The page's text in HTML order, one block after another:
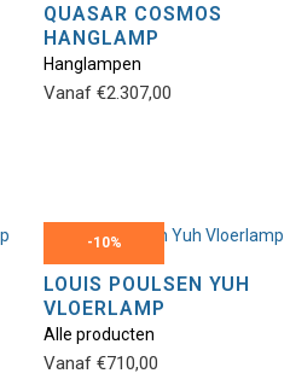
QUASAR COSMOS
HANGLAMP
Hanglampen
Vanaf €2.307,00
-10%
LOUIS POULSEN YUH
VLOERLAMP
Alle producten
Vanaf €710,00